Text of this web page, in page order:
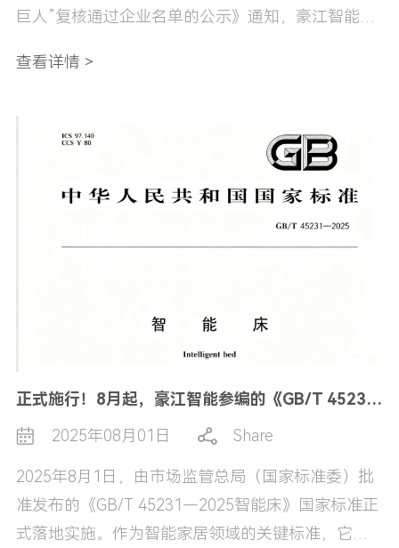
巨人”复核通过企业名单的公示》通知，豪江智能凭
人”企业称号！这一荣誉不仅是国家及主管部门对豪
可，更是对公司多年来坚持“专业化、精细化、特色
化、创新化”发展道路的有力印证！专精特新“小巨
人”企业，是工业和信息化部按严格程序遴选的优质
展潜力的核心标杆，是优质中小企业的重要骨干。
查看详情 >
正式施行！8月起，豪江智能参编的《GB/T 45231—2025智能床》国标将引领行业新规范
2025年08月01日
Share
2025年8月1日，由市场监管总局（国家标准委）批
准发布的《GB/T 45231—2025智能床》国家标准正
式落地实施。作为智能家居领域的关键标准，它的